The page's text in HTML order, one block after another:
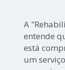
A
entende
está
um